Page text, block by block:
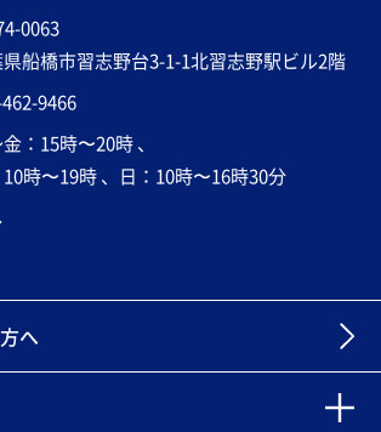
0063
船橋市習志野台3-1-1北習志野駅ビル2階
9466
：15時〜20時 、
時〜19時 、日：10時〜16時30分
へ